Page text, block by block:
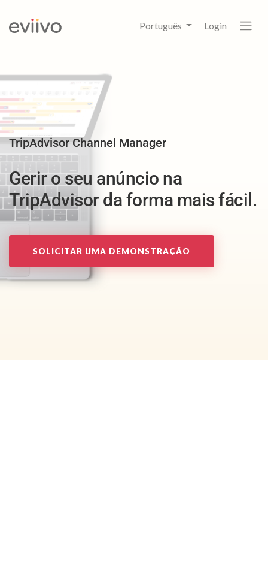
Português Login
TripAdvisor Channel Manager
Gerir o seu anúncio na
TripAdvisor da forma mais fácil.
SOLICITAR UMA DEMONSTRAÇÃO